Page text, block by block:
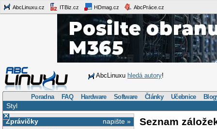
AbcLinuxu.cz ITBiz.cz HDmag.cz AbcPráce.cz
AbcLinuxu hledá autory!
Poradna FAQ Hardware Software Články Učebnice
Styl
×
napište »
Zprávičky
Seznam